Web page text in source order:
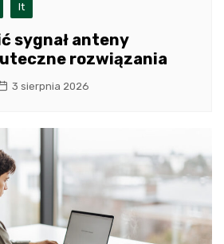
It
sygnał anteny
rozwiązania
3 sierpnia 2026